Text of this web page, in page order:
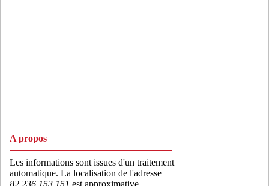
A propos
Les informations sont issues d'un traitement
automatique. La localisation de l'adresse
82.236.153.151 est approximative,